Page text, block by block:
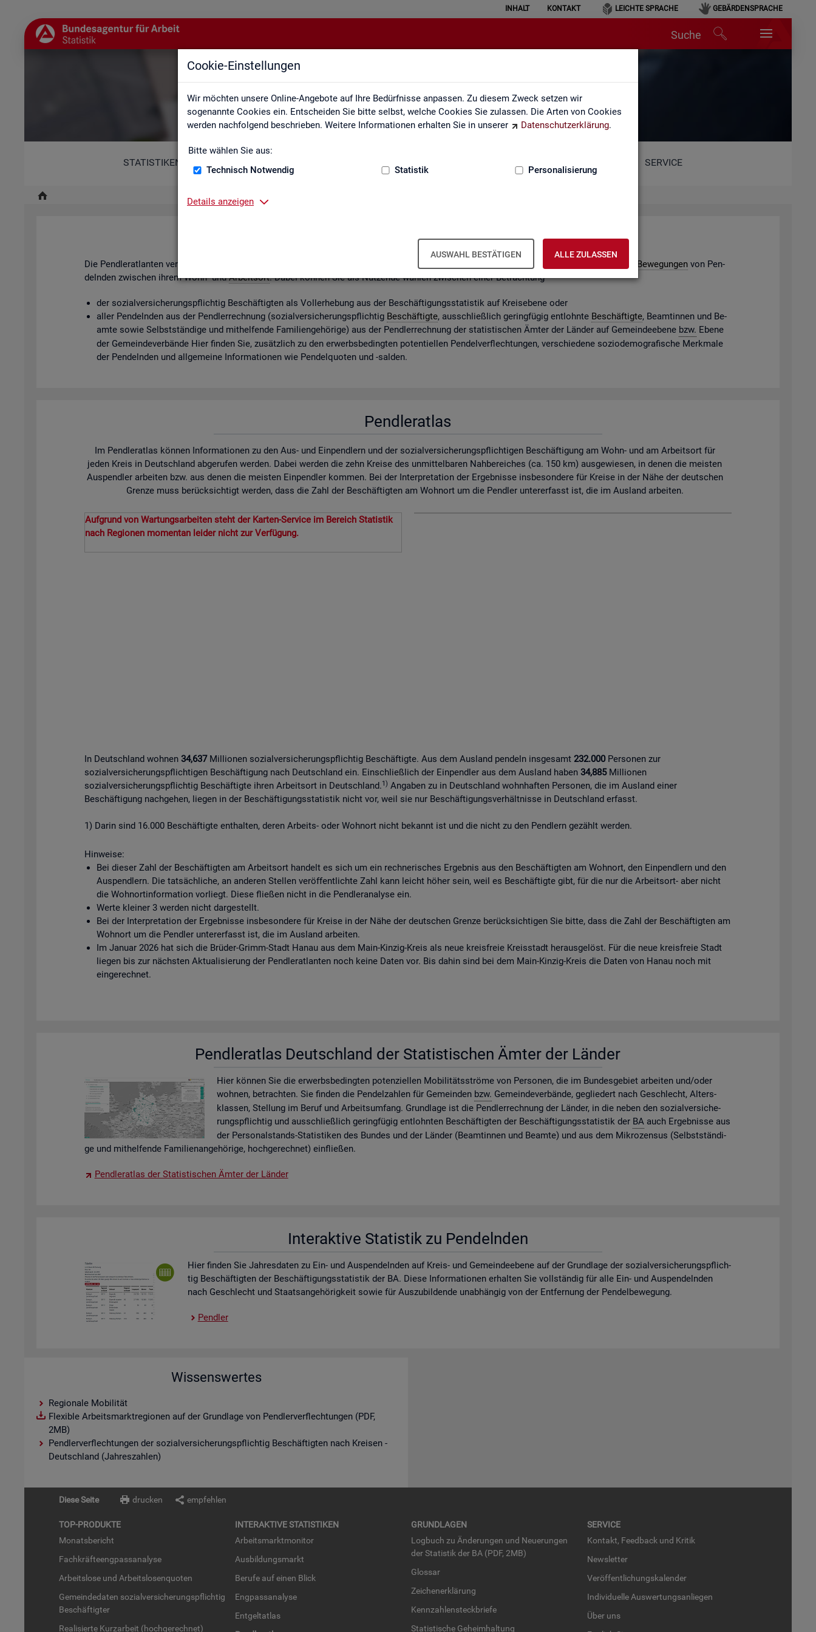
Cookie-Einstellungen
Wir möchten unsere Online-Angebote auf Ihre Bedürfnisse anpassen. Zu diesem Zweck setzen wir
sogenannte Cookies ein. Entscheiden Sie bitte selbst, welche Cookies Sie zulassen. Die Arten von Cookies
werden nachfolgend beschrieben. Weitere Informationen erhalten Sie in unserer
Datenschutzerklärung.
Bitte wählen Sie aus:
Technisch Notwendig
Statistik Personalisierung
Details anzeigen
AUSWAHL BESTÄTIGEN ALLE ZULASSEN
INHALT KONTAKT LEICHTE SPRACHE GEBÄRDENSPRACHE
Suche
Pendleratlas
STATISTIKEN SERVICE
Pend­ler­at­lan­ten für Krei­se und Ge­mein­den/Ge­mein­de­ver­bän­de
Die Pend­ler­at­lan­ten ver­an­schau­li­chen mit ihren Kar­ten­dar­stel­lun­gen auf leicht nach­voll­zieh­ba­re Weise die er­werbs­be­ding­ten po­ten­ti­el­len Be­we­gun­genvon Pen­
deln­den zwi­schen ihrem Wohn- undAr­beits­ort. Dabei kön­nen Sie als Nut­zen­de wäh­len zwi­schen einer Be­trach­tung
der so­zi­al­ver­si­che­rungs­pflich­tig Be­schäf­tig­ten als Vol­l­er­he­bung aus der Be­schäf­ti­gungs­sta­tis­tik auf Kreis­ebe­ne oder
aller Pen­deln­den aus der Pend­ler­rech­nung (so­zi­al­ver­si­che­rungs­pflich­tig Be­schäf­tig­te, aus­schlie­ß­lich ge­ring­fü­gig ent­lohn­te Be­schäf­tig­te, Be­am­tin­nen und Be­
am­te sowie Selbst­stän­di­ge und mit­hel­fen­de Fa­mi­li­en­ge­hö­ri­ge) aus der Pend­ler­rech­nung der sta­tis­ti­schen Ämter der Län­der auf Ge­mein­de­ebe­ne bzw. Ebene
der Ge­mein­de­ver­bän­de Hier fin­den Sie, zu­sätz­lich zu den er­werbs­be­ding­ten po­ten­ti­el­len Pen­del­ver­flech­tun­gen, ver­schie­de­ne so­zio­de­mo­gra­fi­sche Merk­ma­le
der Pen­deln­den und all­ge­mei­ne In­for­ma­tio­nen wie Pen­del­quo­ten und -sal­den.
Pendleratlas
Im Pendleratlas können Informationen zu den Aus- und Einpendlern und der sozialversicherungspflichtigen Beschäftigung am Wohn- und am Arbeitsort für
jeden Kreis in Deutschland abgerufen werden. Dabei werden die zehn Kreise des unmittelbaren Nahbereiches (ca. 150 km) ausgewiesen, in denen die meisten
Auspendler arbeiten bzw. aus denen die meisten Einpendler kommen. Bei der Interpretation der Ergebnisse insbesondere für Kreise in der Nähe der deutschen
Grenze muss berücksichtigt werden, dass die Zahl der Beschäftigten am Wohnort um die Pendler untererfasst ist, die im Ausland arbeiten.
Aufgrund von Wartungsarbeiten steht der Karten-Service im Bereich Statistik
nach Regionen momentan leider nicht zur Verfügung.
In Deutschland wohnen 34,637Millionen sozialversicherungspflichtig Beschäftigte. Aus dem Ausland pendeln insgesamt 232.000Personen zur
sozialversicherungspflichtigen Beschäftigung nach Deutschland ein. Einschließlich der Einpendler aus dem Ausland haben 34,885Millionen
sozialversicherungspflichtig Beschäftigte ihren Arbeitsort in Deutschland.1) Angaben zu in Deutschland wohnhaften Personen, die im Ausland einer
Beschäftigung nachgehen, liegen in der Beschäftigungsstatistik nicht vor, weil sie nur Beschäftigungsverhältnisse in Deutschland erfasst.
1) Darin sind 16.000 Beschäftigte enthalten, deren Arbeits- oder Wohnort nicht bekannt ist und die nicht zu den Pendlern gezählt werden.
Hinweise:
Bei dieser Zahl der Beschäftigten am Arbeitsort handelt es sich um ein rechnerisches Ergebnis aus den Beschäftigten am Wohnort, den Einpendlern und den
Auspendlern. Die tatsächliche, an anderen Stellen veröffentlichte Zahl kann leicht höher sein, weil es Beschäftigte gibt, für die nur die Arbeitsort- aber nicht
die Wohnortinformation vorliegt. Diese fließen nicht in die Pendleranalyse ein.
Werte kleiner 3 werden nicht dargestellt.
Bei der Interpretation der Ergebnisse insbesondere für Kreise in der Nähe der deutschen Grenze berücksichtigen Sie bitte, dass die Zahl der Beschäftigten am
Wohnort um die Pendler untererfasst ist, die im Ausland arbeiten.
Im Januar 2026 hat sich die Brüder-Grimm-Stadt Hanau aus dem Main-Kinzig-Kreis als neue kreisfreie Kreisstadt herausgelöst. Für die neue kreisfreie Stadt
liegen bis zur nächsten Aktualisierung der Pendleratlanten noch keine Daten vor. Bis dahin sind bei dem Main-Kinzig-Kreis die Daten von Hanau noch mit
eingerechnet.
Pend­ler­at­las Deutsch­land der Sta­tis­ti­schen Ämter der Län­der
Hier kön­nen Sie die er­werbs­be­ding­ten po­ten­zi­el­len Mo­bi­li­täts­strö­me von Per­so­nen, die im Bun­des­ge­biet ar­bei­ten und/oder
woh­nen, be­trach­ten. Sie fin­den die Pen­del­zah­len für Ge­mein­den bzw. Ge­mein­de­ver­bän­de, ge­glie­dert nach Ge­schlecht, Al­ters­
klas­sen, Stel­lung im Beruf und Ar­beits­um­fang. Grund­la­ge ist die Pend­ler­rech­nung der Län­der, in die neben den so­zi­al­ver­si­che­
rungs­pflich­tig und aus­schlie­ß­lich ge­ring­fü­gig ent­lohn­ten Be­schäf­tig­ten der Be­schäf­ti­gungs­sta­tis­tik der BAauch Er­geb­nis­se aus
der Per­so­nal­stands-Sta­tis­ti­ken des Bun­des und der Län­der (Be­am­tin­nen und Be­am­te) und aus dem Mi­kro­zen­sus (Selbst­stän­di­
ge und mit­hel­fen­de Fa­mi­li­en­an­ge­hö­ri­ge, hoch­ge­rech­net) ein­flie­ßen.
Pend­ler­at­las der Sta­tis­ti­schen Ämter der Län­der
In­ter­ak­ti­ve Sta­tis­tik zu Pen­deln­den
Hier fin­den Sie Jah­res­da­ten zu Ein- und Aus­pen­deln­den auf Kreis- und Ge­mein­de­ebe­ne auf der Grund­la­ge der so­zi­al­ver­si­che­rungs­pflich­
tig Be­schäf­tig­ten der Be­schäf­ti­gungs­sta­tis­tik der BA. Diese In­for­ma­tio­nen er­hal­ten Sie voll­stän­dig für alle Ein- und Aus­pen­deln­den
nach Ge­schlecht und Staats­an­ge­hö­rig­keit sowie für Aus­zu­bil­den­de un­ab­hän­gig von der Ent­fer­nung der Pen­del­be­we­gung.
Pend­ler
Wissenswertes
Regionale Mobilität
Flexible Arbeitsmarktregionen auf der Grundlage von Pendlerverflechtungen (PDF,
2MB)
Pendlerverflechtungen der sozialversicherungspflichtig Beschäftigten nach Kreisen -
Deutschland (Jahreszahlen)
Diese Seite drucken empfehlen
TOP-PRO­DUK­TE
Mo­nats­be­richt
Fach­kräf­te­eng­pass­ana­ly­se
Ar­beits­lo­se und Ar­beits­lo­sen­quo­ten
Ge­mein­de­da­ten so­zi­al­ver­si­che­rungs­pflich­tig
Be­schäf­tig­ter
Rea­li­sier­te Kurz­ar­beit (hoch­ge­rech­net)
IN­TER­AK­TI­VE STA­TIS­TI­KEN
Ar­beits­markt­mo­ni­tor
Aus­bil­dungs­markt
Be­ru­fe auf einen Blick
Eng­pass­ana­ly­se
Ent­gel­t­at­las
GRUND­LA­GEN
Log­buch zu Än­de­run­gen und Neue­run­gen
der Sta­tis­tik der BA (PDF, 2MB)
Glos­sar
Zei­chen­er­klä­rung
Kenn­zah­len­steck­brie­fe
Sta­tis­ti­sche Ge­heim­hal­tung
SER­VICE
Kon­takt, Feed­back und Kri­tik
News­let­ter
Ver­öf­fent­li­chungs­ka­len­der
In­di­vi­du­el­le Aus­wer­tungs­an­lie­gen
Über uns